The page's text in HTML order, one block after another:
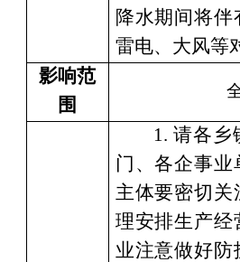
降水期间将伴
雷电、大风等
影响范
围
1.请各乡
门、各企事
主体要密切关
理安排生产经
业注意做好